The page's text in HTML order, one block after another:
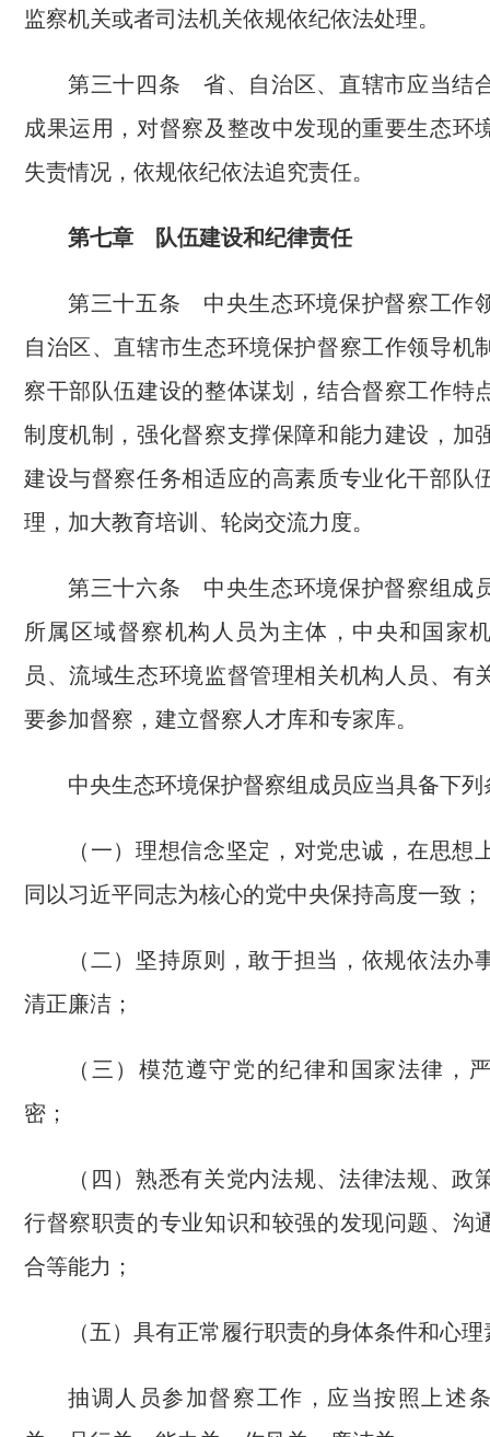
监察机关或者司法机关依规依纪依法处理。
第三十四条 省、自治区、直辖市应当结
成果运用，对督察及整改中发现的重要生态环
失责情况，依规依纪依法追究责任。
第七章 队伍建设和纪律责任
第三十五条 中央生态环境保护督察工作
自治区、直辖市生态环境保护督察工作领导机
察干部队伍建设的整体谋划，结合督察工作特
制度机制，强化督察支撑保障和能力建设，加
建设与督察任务相适应的高素质专业化干部队
理，加大教育培训、轮岗交流力度。
第三十六条 中央生态环境保护督察组成
所属区域督察机构人员为主体，中央和国家
员、流域生态环境监督管理相关机构人员、有
要参加督察，建立督察人才库和专家库。
中央生态环境保护督察组成员应当具备下列
（一）理想信念坚定，对党忠诚，在思想
同以习近平同志为核心的党中央保持高度一致；
（二）坚持原则，敢于担当，依规依法办
清正廉洁；
（三）模范遵守党的纪律和国家法律，
密；
（四）熟悉有关党内法规、法律法规、政
行督察职责的专业知识和较强的发现问题、沟
合等能力；
（五）具有正常履行职责的身体条件和心
抽调人员参加督察工作，应当按照上述